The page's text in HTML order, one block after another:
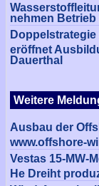
Weitere
Ausbau der
www.offshore-
Vestas 15-MW-
He Dreiht
nehmen Betrieb
eröffnet
Dauerthal